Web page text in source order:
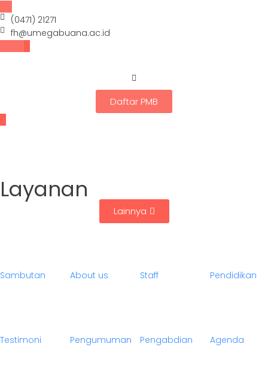
(0471) 21271
fh@umegabuana.ac.id
Daftar PMB
Layanan
Lainnya
Sambutan About us Staff Pendidikan
Testimoni Pengumuman Pengabdian Agenda